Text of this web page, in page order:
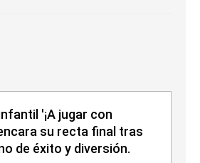
'¡A jugar con
su recta final tras
de éxito y diversión.